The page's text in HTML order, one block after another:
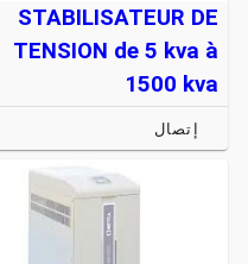
STABILISATEUR DE
TENSION de 5 kva à
1500 kva
إتصال